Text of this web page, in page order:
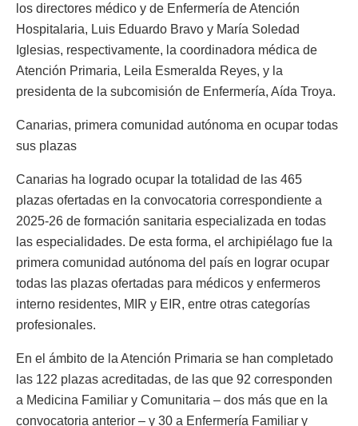
los directores médico y de Enfermería de Atención
Hospitalaria, Luis Eduardo Bravo y María Soledad
Iglesias, respectivamente, la coordinadora médica de
Atención Primaria, Leila Esmeralda Reyes, y la
presidenta de la subcomisión de Enfermería, Aída Troya.
Canarias, primera comunidad autónoma en ocupar todas
sus plazas
Canarias ha logrado ocupar la totalidad de las 465
plazas ofertadas en la convocatoria correspondiente a
2025-26 de formación sanitaria especializada en todas
las especialidades. De esta forma, el archipiélago fue la
primera comunidad autónoma del país en lograr ocupar
todas las plazas ofertadas para médicos y enfermeros
interno residentes, MIR y EIR, entre otras categorías
profesionales.
En el ámbito de la Atención Primaria se han completado
las 122 plazas acreditadas, de las que 92 corresponden
a Medicina Familiar y Comunitaria – dos más que en la
convocatoria anterior – y 30 a Enfermería Familiar y